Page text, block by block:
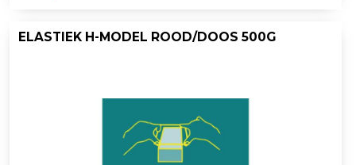
ELASTIEK H-MODEL ROOD/DOOS 500G